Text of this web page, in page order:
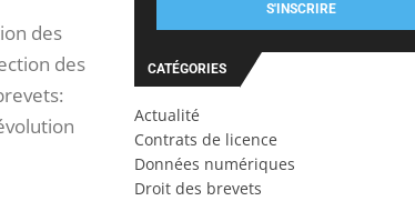
des
des
S'INSCRIRE
CATÉGORIES
Actualité
Contrats de licence
Données numériques
Droit des brevets